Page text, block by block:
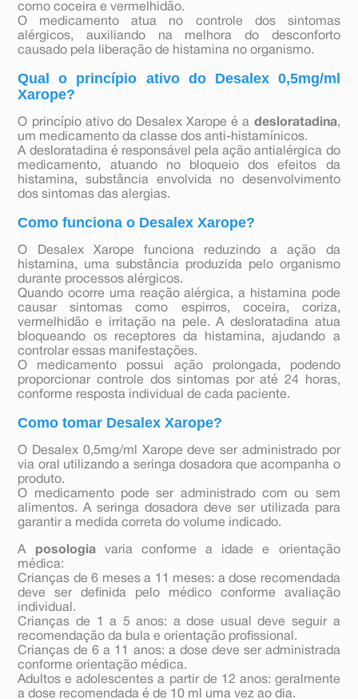
como coceira e vermelhidão.
O medicamento atua no controle dos sintomas
alérgicos, auxiliando na melhora do desconforto
causado pela liberação de histamina no organismo.
Qual o princípio ativo do Desalex 0,5mg/ml
Xarope?
O princípio ativo do Desalex Xarope é a desloratadina,
um medicamento da classe dos anti-histamínicos.
A desloratadina é responsável pela ação antialérgica do
medicamento, atuando no bloqueio dos efeitos da
histamina, substância envolvida no desenvolvimento
dos sintomas das alergias.
Como funciona o Desalex Xarope?
O Desalex Xarope funciona reduzindo a ação da
histamina, uma substância produzida pelo organismo
durante processos alérgicos.
Quando ocorre uma reação alérgica, a histamina pode
causar sintomas como espirros, coceira, coriza,
vermelhidão e irritação na pele. A desloratadina atua
bloqueando os receptores da histamina, ajudando a
controlar essas manifestações.
O medicamento possui ação prolongada, podendo
proporcionar controle dos sintomas por até 24 horas,
conforme resposta individual de cada paciente.
Como tomar Desalex Xarope?
O Desalex 0,5mg/ml Xarope deve ser administrado por
via oral utilizando a seringa dosadora que acompanha o
produto.
O medicamento pode ser administrado com ou sem
alimentos. A seringa dosadora deve ser utilizada para
garantir a medida correta do volume indicado.
A posologiavaria conforme a idade e orientação
médica:
Crianças de 6 meses a 11 meses: a dose recomendada
deve ser definida pelo médico conforme avaliação
individual.
Crianças de 1 a 5 anos: a dose usual deve seguir a
recomendação da bula e orientação profissional.
Crianças de 6 a 11 anos: a dose deve ser administrada
conforme orientação médica.
Adultos e adolescentes a partir de 12 anos: geralmente
a dose recomendada é de 10 ml uma vez ao dia.